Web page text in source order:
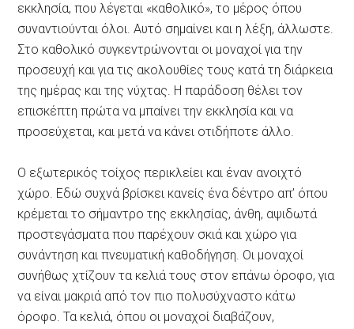
εκκλησία, που λέγεται «καθολικό», το μέρος όπου
συναντιούνται όλοι. Αυτό σημαίνει και η λέξη, άλλωστε.
Στο καθολικό συγκεντρώνονται οι μοναχοί για την
προσευχή και για τις ακολουθίες τους κατά τη διάρκεια
της ημέρας και της νύχτας. Η παράδοση θέλει τον
επισκέπτη πρώτα να μπαίνει την εκκλησία και να
προσεύχεται, και μετά να κάνει οτιδήποτε άλλο.
Ο εξωτερικός τοίχος περικλείει και έναν ανοιχτό
χώρο. Εδώ συχνά βρίσκει κανείς ένα δέντρο απ’ όπου
κρέμεται το σήμαντρο της εκκλησίας, άνθη, αψιδωτά
προστεγάσματα που παρέχουν σκιά και χώρο για
συνάντηση και πνευματική καθοδήγηση. Οι μοναχοί
συνήθως χτίζουν τα κελιά τους στον επάνω όροφο, για
να είναι μακριά από τον πιο πολυσύχναστο κάτω
όροφο. Τα κελιά, όπου οι μοναχοί διαβάζουν,